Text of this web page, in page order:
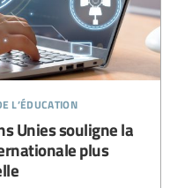
l’éducation
Unies souligne la
plus